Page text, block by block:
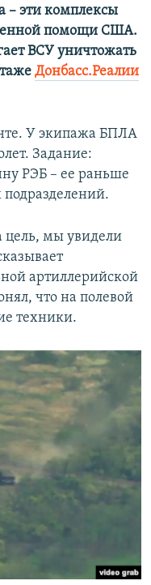
– эти комплексы
помощи США.
ВСУ уничтожать
Донбасс.Реалии
У экипажа БПЛА
Задание:
РЭБ – ее раньше
цель, мы увидели
артиллерийской
что на полевой
техники.